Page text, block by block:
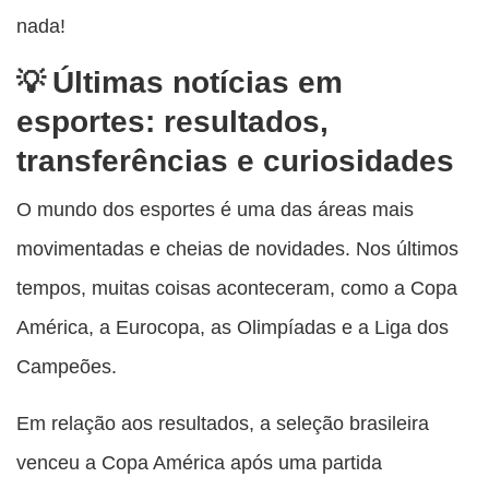
nada!
Últimas notícias em
esportes: resultados,
transferências e curiosidades
O mundo dos esportes é uma das áreas mais
movimentadas e cheias de novidades. Nos últimos
tempos, muitas coisas aconteceram, como a Copa
América, a Eurocopa, as Olimpíadas e a Liga dos
Campeões.
Em relação aos resultados, a seleção brasileira
venceu a Copa América após uma partida